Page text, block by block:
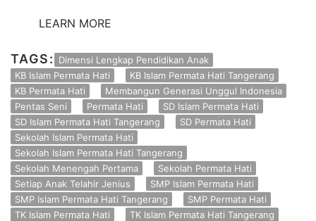
LEARN MORE
TAGS:
Dimensi Lengkap Pendidikan Anak
KB Islam Permata Hati
KB Islam Permata Hati Tangerang
KB Permata Hati
Membangun Generasi Unggul Indonesia
Pentas Seni
Permata Hati
SD Islam Permata Hati
SD Islam Permata Hati Tangerang
SD Permata Hati
Sekolah Islam Permata Hati
Sekolah Islam Permata Hati Tangerang
Sekolah Menengah Pertama
Sekolah Permata Hati
Setiap Anak Telahir Jenius
SMP Islam Permata Hati
SMP Islam Permata Hati Tangerang
SMP Permata Hati
TK Islam Permata Hati
TK Islam Permata Hati Tangerang